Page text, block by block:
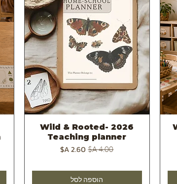
תצוגה מהירה
2026 -Wild & Rooted
Teaching planner
מחיר רגיל‏4.00 ‏A$ מחיר מבצע
הוספה לסל